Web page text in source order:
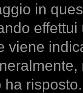
in
viene
risposto.